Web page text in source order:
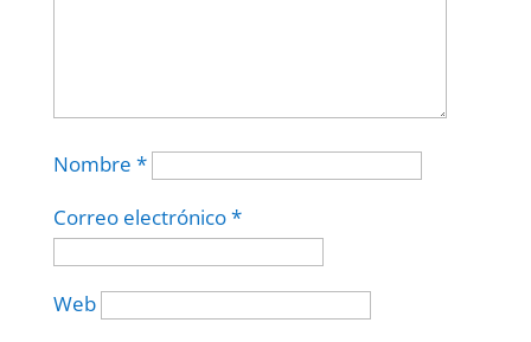
Nombre *
Correo electrónico*
Web